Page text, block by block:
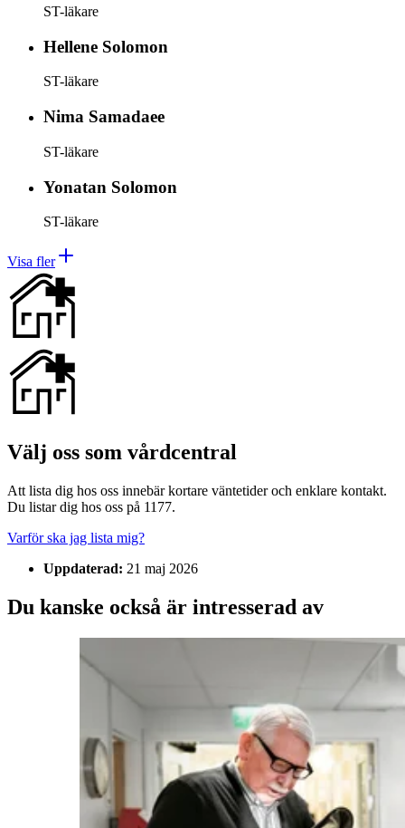
ST-läkare
Hellene Solomon
ST-läkare
Nima Samadaee
ST-läkare
Yonatan Solomon
ST-läkare
Visa fler
Välj oss som vårdcentral
Att lista dig hos oss innebär kortare väntetider och enklare kontakt.
Du listar dig hos oss på 1177.
Varför ska jag lista mig?
Uppdaterad: 21 maj 2026
Du kanske också är intresserad av